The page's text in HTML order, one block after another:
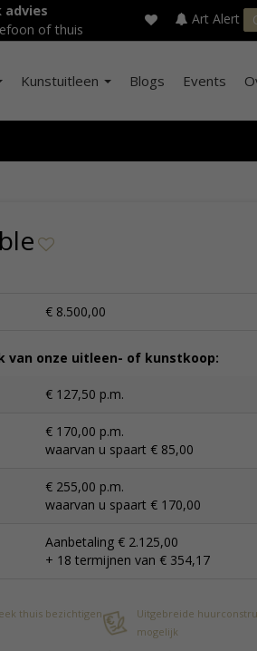
advies
of thuis
Art Alert
Kunstuitleen Blogs Events
€ 8.500,00
van onze uitleen- of kunstkoop:
€ 127,50 p.m.
€ 170,00 p.m.
waarvan u spaart € 85,00
€ 255,00 p.m.
waarvan u spaart € 170,00
Aanbetaling € 2.125,00
+ 18 termijnen van € 354,17
thuis bezichtigen
Uitgebreide
mogelijk